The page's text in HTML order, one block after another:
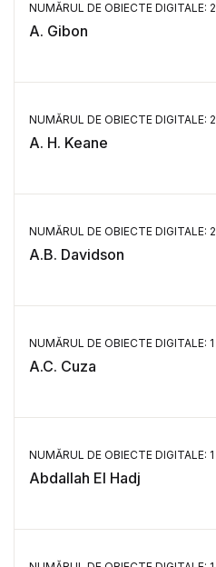
NUMĂRUL DE OBIECTE DIGITALE: 2
A. Gibon
NUMĂRUL DE OBIECTE DIGITALE: 2
A. H. Keane
NUMĂRUL DE OBIECTE DIGITALE: 2
A.B. Davidson
NUMĂRUL DE OBIECTE DIGITALE: 1
A.C. Cuza
NUMĂRUL DE OBIECTE DIGITALE: 1
Abdallah El Hadj